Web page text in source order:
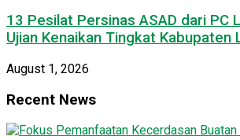
13 Pesilat Persinas ASAD dari PC
Ujian Kenaikan Tingkat Kabupaten
August 1, 2026
Recent News